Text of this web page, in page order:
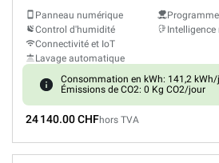
Panneau numérique
Control d'humidité
Connectivité et IoT
Lavage automatique
Intelligence
Consommation en kWh: 141,2
Émissions de CO2: 0 Kg CO2/jour
24 140.00 CHFhors TVA